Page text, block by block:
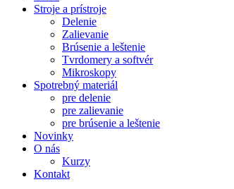
Stroje a prístroje
Delenie
Zalievanie
Brúsenie a leštenie
Tvrdomery a softvér
Mikroskopy
Spotrebný materiál
pre delenie
pre zalievanie
pre brúsenie a leštenie
Novinky
O nás
Kurzy
Kontakt